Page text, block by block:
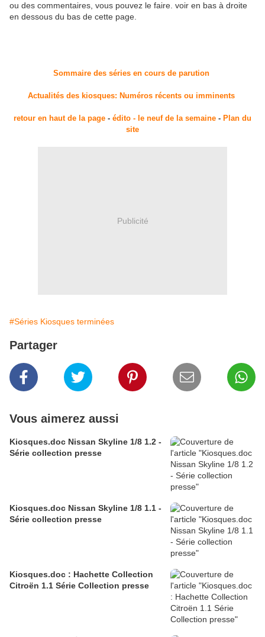
ou des commentaires, vous pouvez le faire. voir en bas à droite
en dessous du bas de cette page.
Sommaire des séries en cours de parution
Actualités des kiosques: Numéros récents ou imminents
retour en haut de la page - édito - le neuf de la semaine - Plan du
site
Publicité
#Séries Kiosques terminées
Partager
Vous aimerez aussi
Kiosques.doc Nissan Skyline 1/8 1.2 -
Série collection presse
Kiosques.doc Nissan Skyline 1/8 1.1 -
Série collection presse
Kiosques.doc : Hachette Collection
Citroën 1.1 Série Collection presse